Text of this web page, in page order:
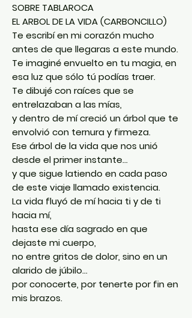
SOBRE TABLAROCA
EL ARBOL DE LA VIDA (CARBONCILLO)
Te escribí en mi corazón mucho
antes de que llegaras a este mundo.
Te imaginé envuelto en tu magia, en
esa luz que sólo tú podías traer.
Te dibujé con raíces que se
entrelazaban a las mías,
y dentro de mí creció un árbol que te
envolvió con ternura y firmeza.
Ese árbol de la vida que nos unió
desde el primer instante…
y que sigue latiendo en cada paso
de este viaje llamado existencia.
La vida fluyó de mí hacia ti y de ti
hacia mí,
hasta ese día sagrado en que
dejaste mi cuerpo,
no entre gritos de dolor, sino en un
alarido de júbilo…
por conocerte, por tenerte por fin en
mis brazos.